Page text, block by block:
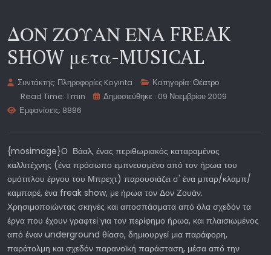
ΔΟΝ ΖΟΥΑΝ ΕΝΑ FREAK
SHOW μετα-MUSICAL
Συντάκτης: Πληροφορίες Koyinta Κατηγορία:Θέατρο
Read Time: 1 min
Δημοσιεύθηκε : 09 Νοεμβρίου 2009
Εμφανίσεις: 8886
{mosimage}Ο Βάαλ, ένας περιθωριακός καταραμένος
καλλιτέχνης (ένα πρόσωπο εμπνευσμένο από τον ήρωα του
ομότιτλου έργου του Μπρεχτ) παρουσιάζει σ' ένα μπαρ/κλαμπ/
καμπαρέ, ένα freak show, με ήρωα τον Δον Ζουάν.
Χρησιμοποιώντας σκηνές και αποσπάσματα από όλα σχεδόν τα
έργα που έχουν γραφτεί για τον περίφημο ήρωα, και πλαισιωμένος
από έναν underground θίασο, δημιουργεί μια παράφορη,
παράτολμη και σχεδόν παρανοϊκή παράσταση, μέσα από την